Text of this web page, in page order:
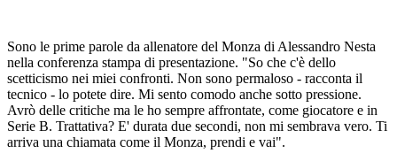
Sono le prime parole da allenatore del Monza di Alessandro Nesta
nella conferenza stampa di presentazione. "So che c'è dello
scetticismo nei miei confronti. Non sono permaloso - racconta il
tecnico - lo potete dire. Mi sento comodo anche sotto pressione.
Avrò delle critiche ma le ho sempre affrontate, come giocatore e in
Serie B. Trattativa? E' durata due secondi, non mi sembrava vero. Ti
arriva una chiamata come il Monza, prendi e vai".